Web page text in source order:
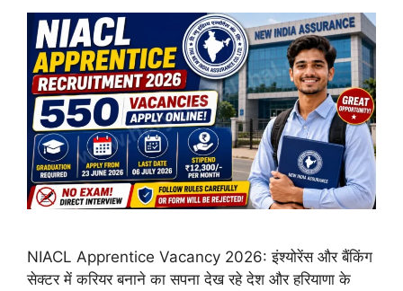
NIACL Apprentice Vacancy 2026: इंश्योरेंस और बैंकिंग
सेक्टर में करियर बनाने का सपना देख रहे देश और हरियाणा के